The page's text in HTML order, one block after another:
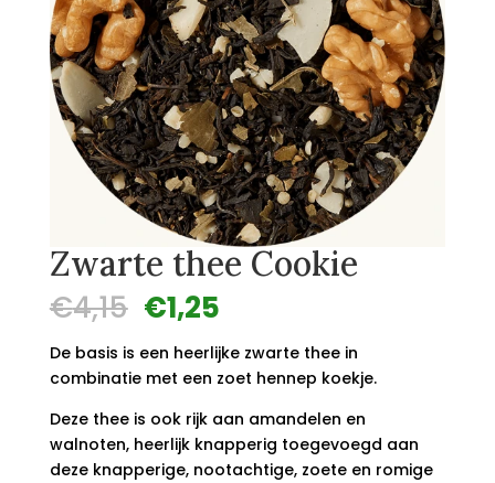
Zwarte thee Cookie
€4,15 Oorspronkelijke
prijs
was:
€4,15.
€1,25Huidige
is:
€1,25.
De basis is een heerlijke zwarte thee in
combinatie met een zoet hennep koekje.
Deze thee is ook rijk aan amandelen en
walnoten, heerlijk knapperig toegevoegd aan
deze knapperige, nootachtige, zoete en romige